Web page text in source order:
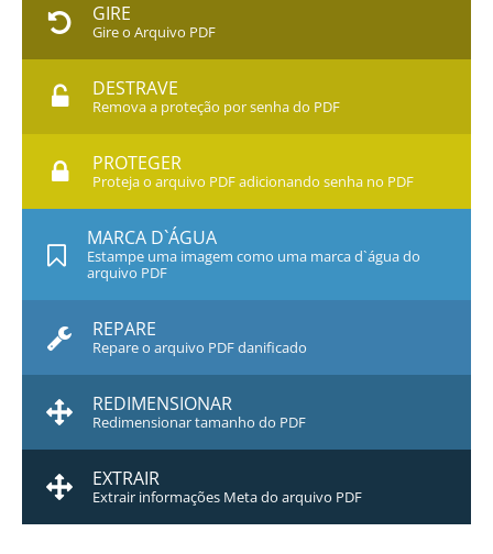
GIRE
Gire o Arquivo PDF
DESTRAVE
Remova a proteção por senha do PDF
PROTEGER
Proteja o arquivo PDF adicionando senha no PDF
MARCA D`ÁGUA
Estampe uma imagem como uma marca d`água do
arquivo PDF
REPARE
Repare o arquivo PDF danificado
REDIMENSIONAR
Redimensionar tamanho do PDF
EXTRAIR
Extrair informações Meta do arquivo PDF